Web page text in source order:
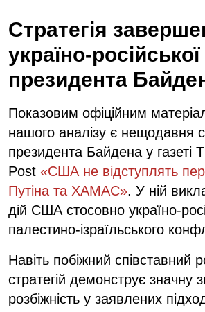
Стратегія
україно-
президента
Показовим офіційним
нашого аналізу є нещодавня
президента Байдена у газеті
Post «США не відступлять
Путіна та ХАМАС». У ній
дій США стосовно україно-
палестино-ізраїльського
Навіть побіжний співставний
стратегій демонструє значну
розбіжність у заявлених